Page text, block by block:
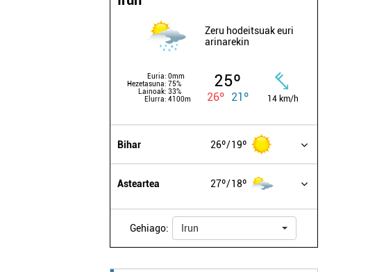
Zeru hodeitsuak euri
arinarekin
Euria: 0mm
Hezetasuna: 75%
Lainoak: 33%
Elurra: 4100m
25º
26º 21º 14 km/h
Bihar 26º 19º
Asteartea 27º 18º
Gehiago: Irun